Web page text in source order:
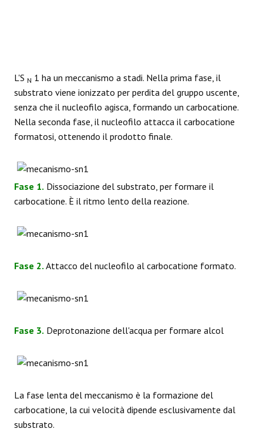
L'S N 1 ha un meccanismo a stadi. Nella prima fase, il
substrato viene ionizzato per perdita del gruppo uscente,
senza che il nucleofilo agisca, formando un carbocatione.
Nella seconda fase, il nucleofilo attacca il carbocatione
formatosi, ottenendo il prodotto finale.
Fase 1. Dissociazione del substrato, per formare il
carbocatione. È il ritmo lento della reazione.
Fase 2. Attacco del nucleofilo al carbocatione formato.
Fase 3. Deprotonazione dell'acqua per formare alcol
La fase lenta del meccanismo è la formazione del
carbocatione, la cui velocità dipende esclusivamente dal
substrato.